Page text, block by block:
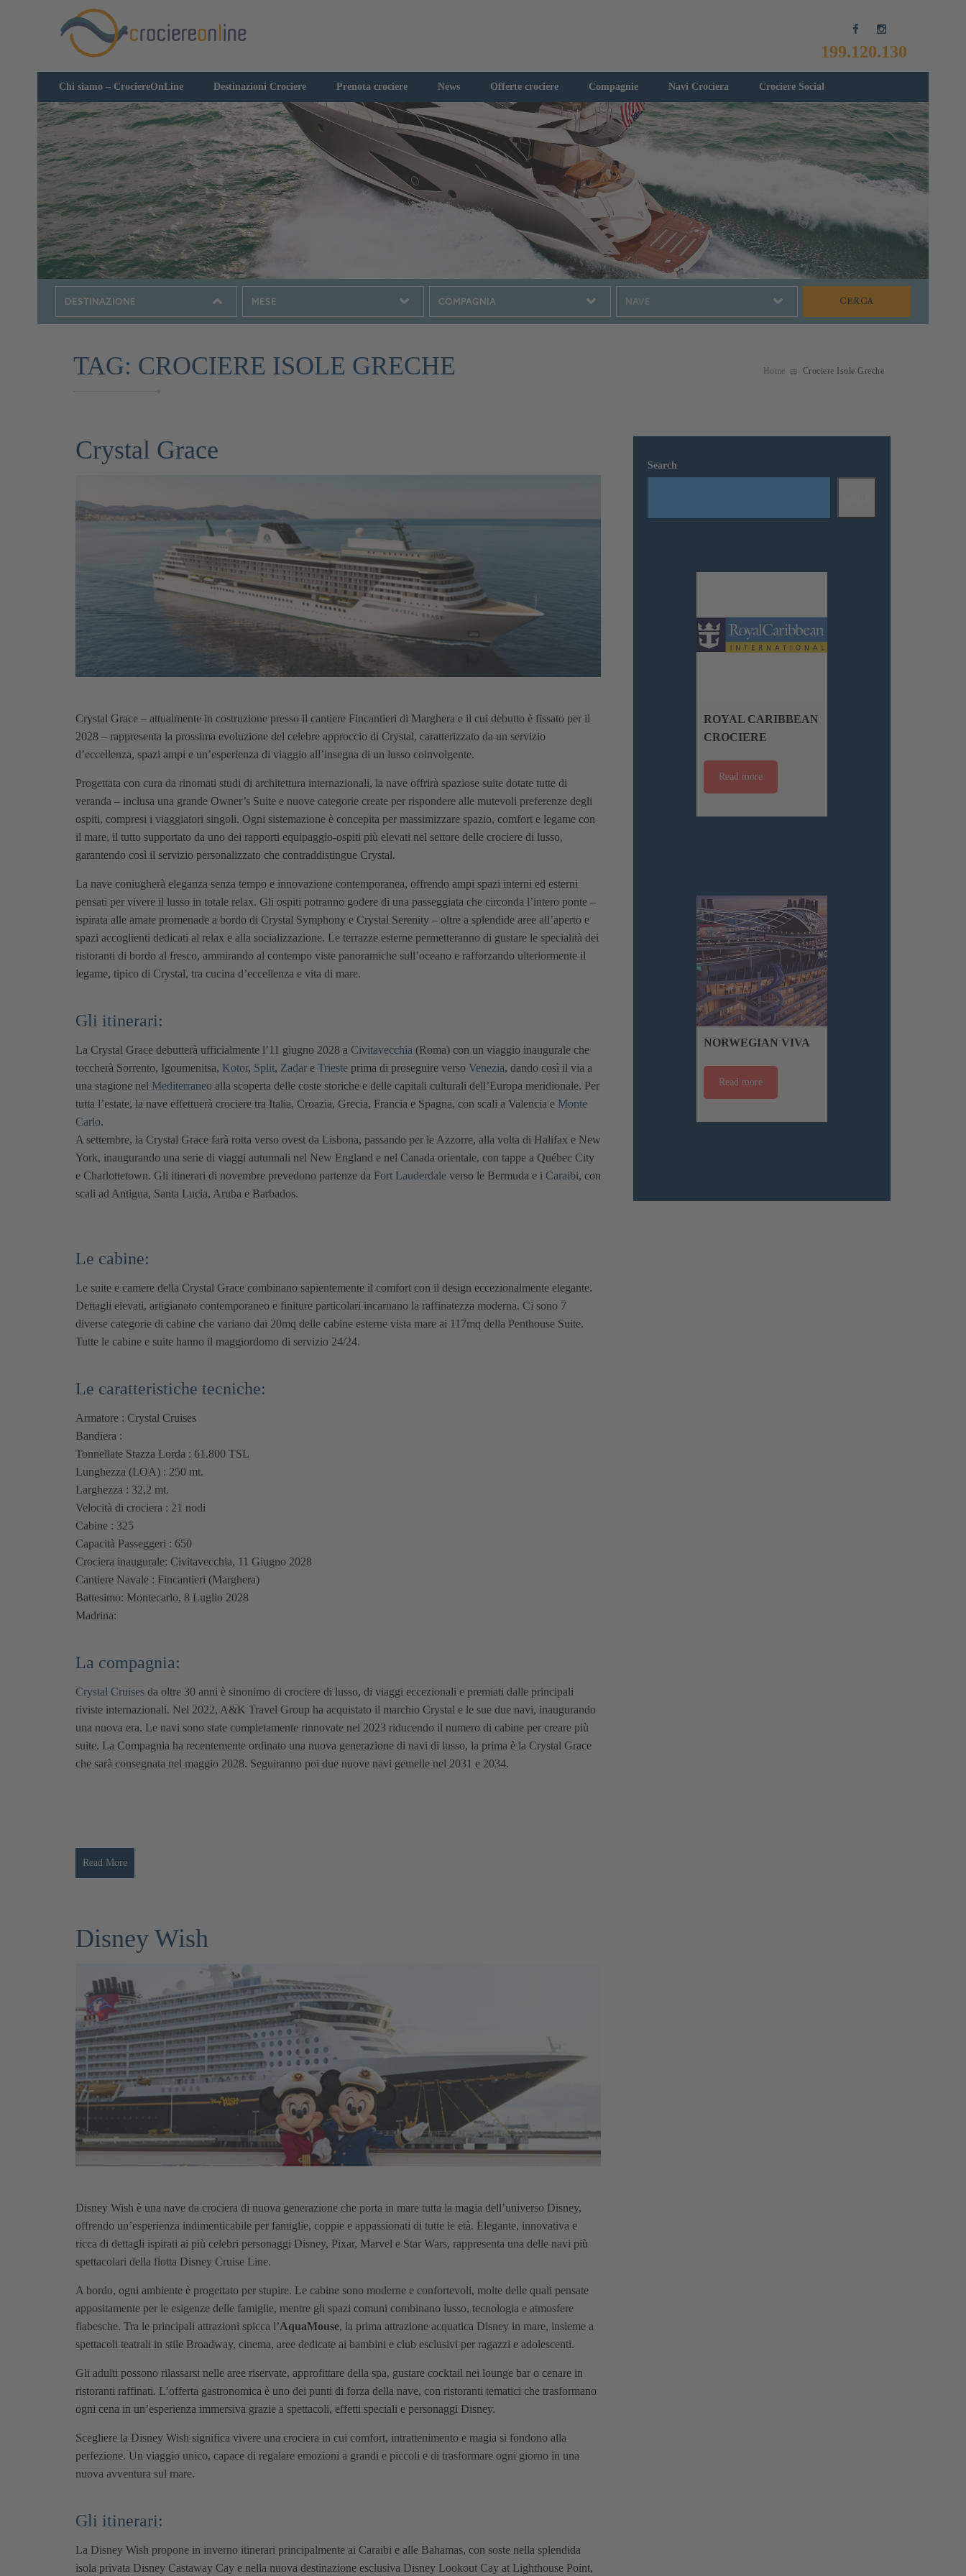
199.120.130
Chi siamo – CrociereOnLine Destinazioni Crociere Prenota crociere News Offerte crociere Compagnie Navi Crociera Crociere Social
TAG: CROCIERE ISOLE GRECHE Home Crociere Isole Greche
Crystal Grace
Crystal Grace – attualmente in costruzione presso il cantiere Fincantieri di Marghera e il cui debutto è fissato per il
2028 – rappresenta la prossima evoluzione del celebre approccio di Crystal, caratterizzato da un servizio
d’eccellenza, spazi ampi e un’esperienza di viaggio all’insegna di un lusso coinvolgente.
Progettata con cura da rinomati studi di architettura internazionali, la nave offrirà spaziose suite dotate tutte di
veranda – inclusa una grande Owner’s Suite e nuove categorie create per rispondere alle mutevoli preferenze degli
ospiti, compresi i viaggiatori singoli. Ogni sistemazione è concepita per massimizzare spazio, comfort e legame con
il mare, il tutto supportato da uno dei rapporti equipaggio-ospiti più elevati nel settore delle crociere di lusso,
garantendo così il servizio personalizzato che contraddistingue Crystal.
La nave coniugherà eleganza senza tempo e innovazione contemporanea, offrendo ampi spazi interni ed esterni
pensati per vivere il lusso in totale relax. Gli ospiti potranno godere di una passeggiata che circonda l’intero ponte –
ispirata alle amate promenade a bordo di Crystal Symphony e Crystal Serenity – oltre a splendide aree all’aperto e
spazi accoglienti dedicati al relax e alla socializzazione. Le terrazze esterne permetteranno di gustare le specialità dei
ristoranti di bordo al fresco, ammirando al contempo viste panoramiche sull’oceano e rafforzando ulteriormente il
legame, tipico di Crystal, tra cucina d’eccellenza e vita di mare.
Gli itinerari:
La Crystal Grace debutterà ufficialmente l’11 giugno 2028 a Civitavecchia (Roma) con un viaggio inaugurale che
toccherà Sorrento, Igoumenitsa, Kotor, Split, Zadar e Trieste prima di proseguire verso Venezia, dando così il via a
una stagione nel Mediterraneo alla scoperta delle coste storiche e delle capitali culturali dell’Europa meridionale. Per
tutta l’estate, la nave effettuerà crociere tra Italia, Croazia, Grecia, Francia e Spagna, con scali a Valencia e Monte
Carlo.
A settembre, la Crystal Grace farà rotta verso ovest da Lisbona, passando per le Azzorre, alla volta di Halifax e New
York, inaugurando una serie di viaggi autunnali nel New England e nel Canada orientale, con tappe a Québec City
e Charlottetown. Gli itinerari di novembre prevedono partenze da Fort Lauderdale verso le Bermuda e i Caraibi, con
scali ad Antigua, Santa Lucia, Aruba e Barbados.
Le cabine:
Le suite e camere della Crystal Grace combinano sapientemente il comfort con il design eccezionalmente elegante.
Dettagli elevati, artigianato contemporaneo e finiture particolari incarnano la raffinatezza moderna. Ci sono 7
diverse categorie di cabine che variano dai 20mq delle cabine esterne vista mare ai 117mq della Penthouse Suite.
Tutte le cabine e suite hanno il maggiordomo di servizio 24/24.
Le caratteristiche tecniche:
Armatore : Crystal Cruises
Bandiera :
Tonnellate Stazza Lorda : 61.800 TSL
Lunghezza (LOA) : 250 mt.
Larghezza : 32,2 mt.
Velocità di crociera : 21 nodi
Cabine : 325
Capacità Passeggeri : 650
Crociera inaugurale: Civitavecchia, 11 Giugno 2028
Cantiere Navale : Fincantieri (Marghera)
Battesimo: Montecarlo, 8 Luglio 2028
Madrina:
La compagnia:
Crystal Cruises da oltre 30 anni è sinonimo di crociere di lusso, di viaggi eccezionali e premiati dalle principali
riviste internazionali. Nel 2022, A&K Travel Group ha acquistato il marchio Crystal e le sue due navi, inaugurando
una nuova era. Le navi sono state completamente rinnovate nel 2023 riducendo il numero di cabine per creare più
suite. La Compagnia ha recentemente ordinato una nuova generazione di navi di lusso, la prima è la Crystal Grace
che sarà consegnata nel maggio 2028. Seguiranno poi due nuove navi gemelle nel 2031 e 2034.
Read More
Disney Wish
Disney Wish è una nave da crociera di nuova generazione che porta in mare tutta la magia dell’universo Disney,
offrendo un’esperienza indimenticabile per famiglie, coppie e appassionati di tutte le età. Elegante, innovativa e
ricca di dettagli ispirati ai più celebri personaggi Disney, Pixar, Marvel e Star Wars, rappresenta una delle navi più
spettacolari della flotta Disney Cruise Line.
A bordo, ogni ambiente è progettato per stupire. Le cabine sono moderne e confortevoli, molte delle quali pensate
appositamente per le esigenze delle famiglie, mentre gli spazi comuni combinano lusso, tecnologia e atmosfere
fiabesche. Tra le principali attrazioni spicca l’AquaMouse, la prima attrazione acquatica Disney in mare, insieme a
spettacoli teatrali in stile Broadway, cinema, aree dedicate ai bambini e club esclusivi per ragazzi e adolescenti.
Gli adulti possono rilassarsi nelle aree riservate, approfittare della spa, gustare cocktail nei lounge bar o cenare in
ristoranti raffinati. L’offerta gastronomica è uno dei punti di forza della nave, con ristoranti tematici che trasformano
ogni cena in un’esperienza immersiva grazie a spettacoli, effetti speciali e personaggi Disney.
Scegliere la Disney Wish significa vivere una crociera in cui comfort, intrattenimento e magia si fondono alla
perfezione. Un viaggio unico, capace di regalare emozioni a grandi e piccoli e di trasformare ogni giorno in una
nuova avventura sul mare.
Gli itinerari:
La Disney Wish propone in inverno itinerari principalmente ai Caraibi e alle Bahamas, con soste nella splendida
isola privata Disney Castaway Cay e nella nuova destinazione esclusiva Disney Lookout Cay at Lighthouse Point,
Search
ROYAL CARIBBEAN
CROCIERE
Read more
NORWEGIAN VIVA
Read more